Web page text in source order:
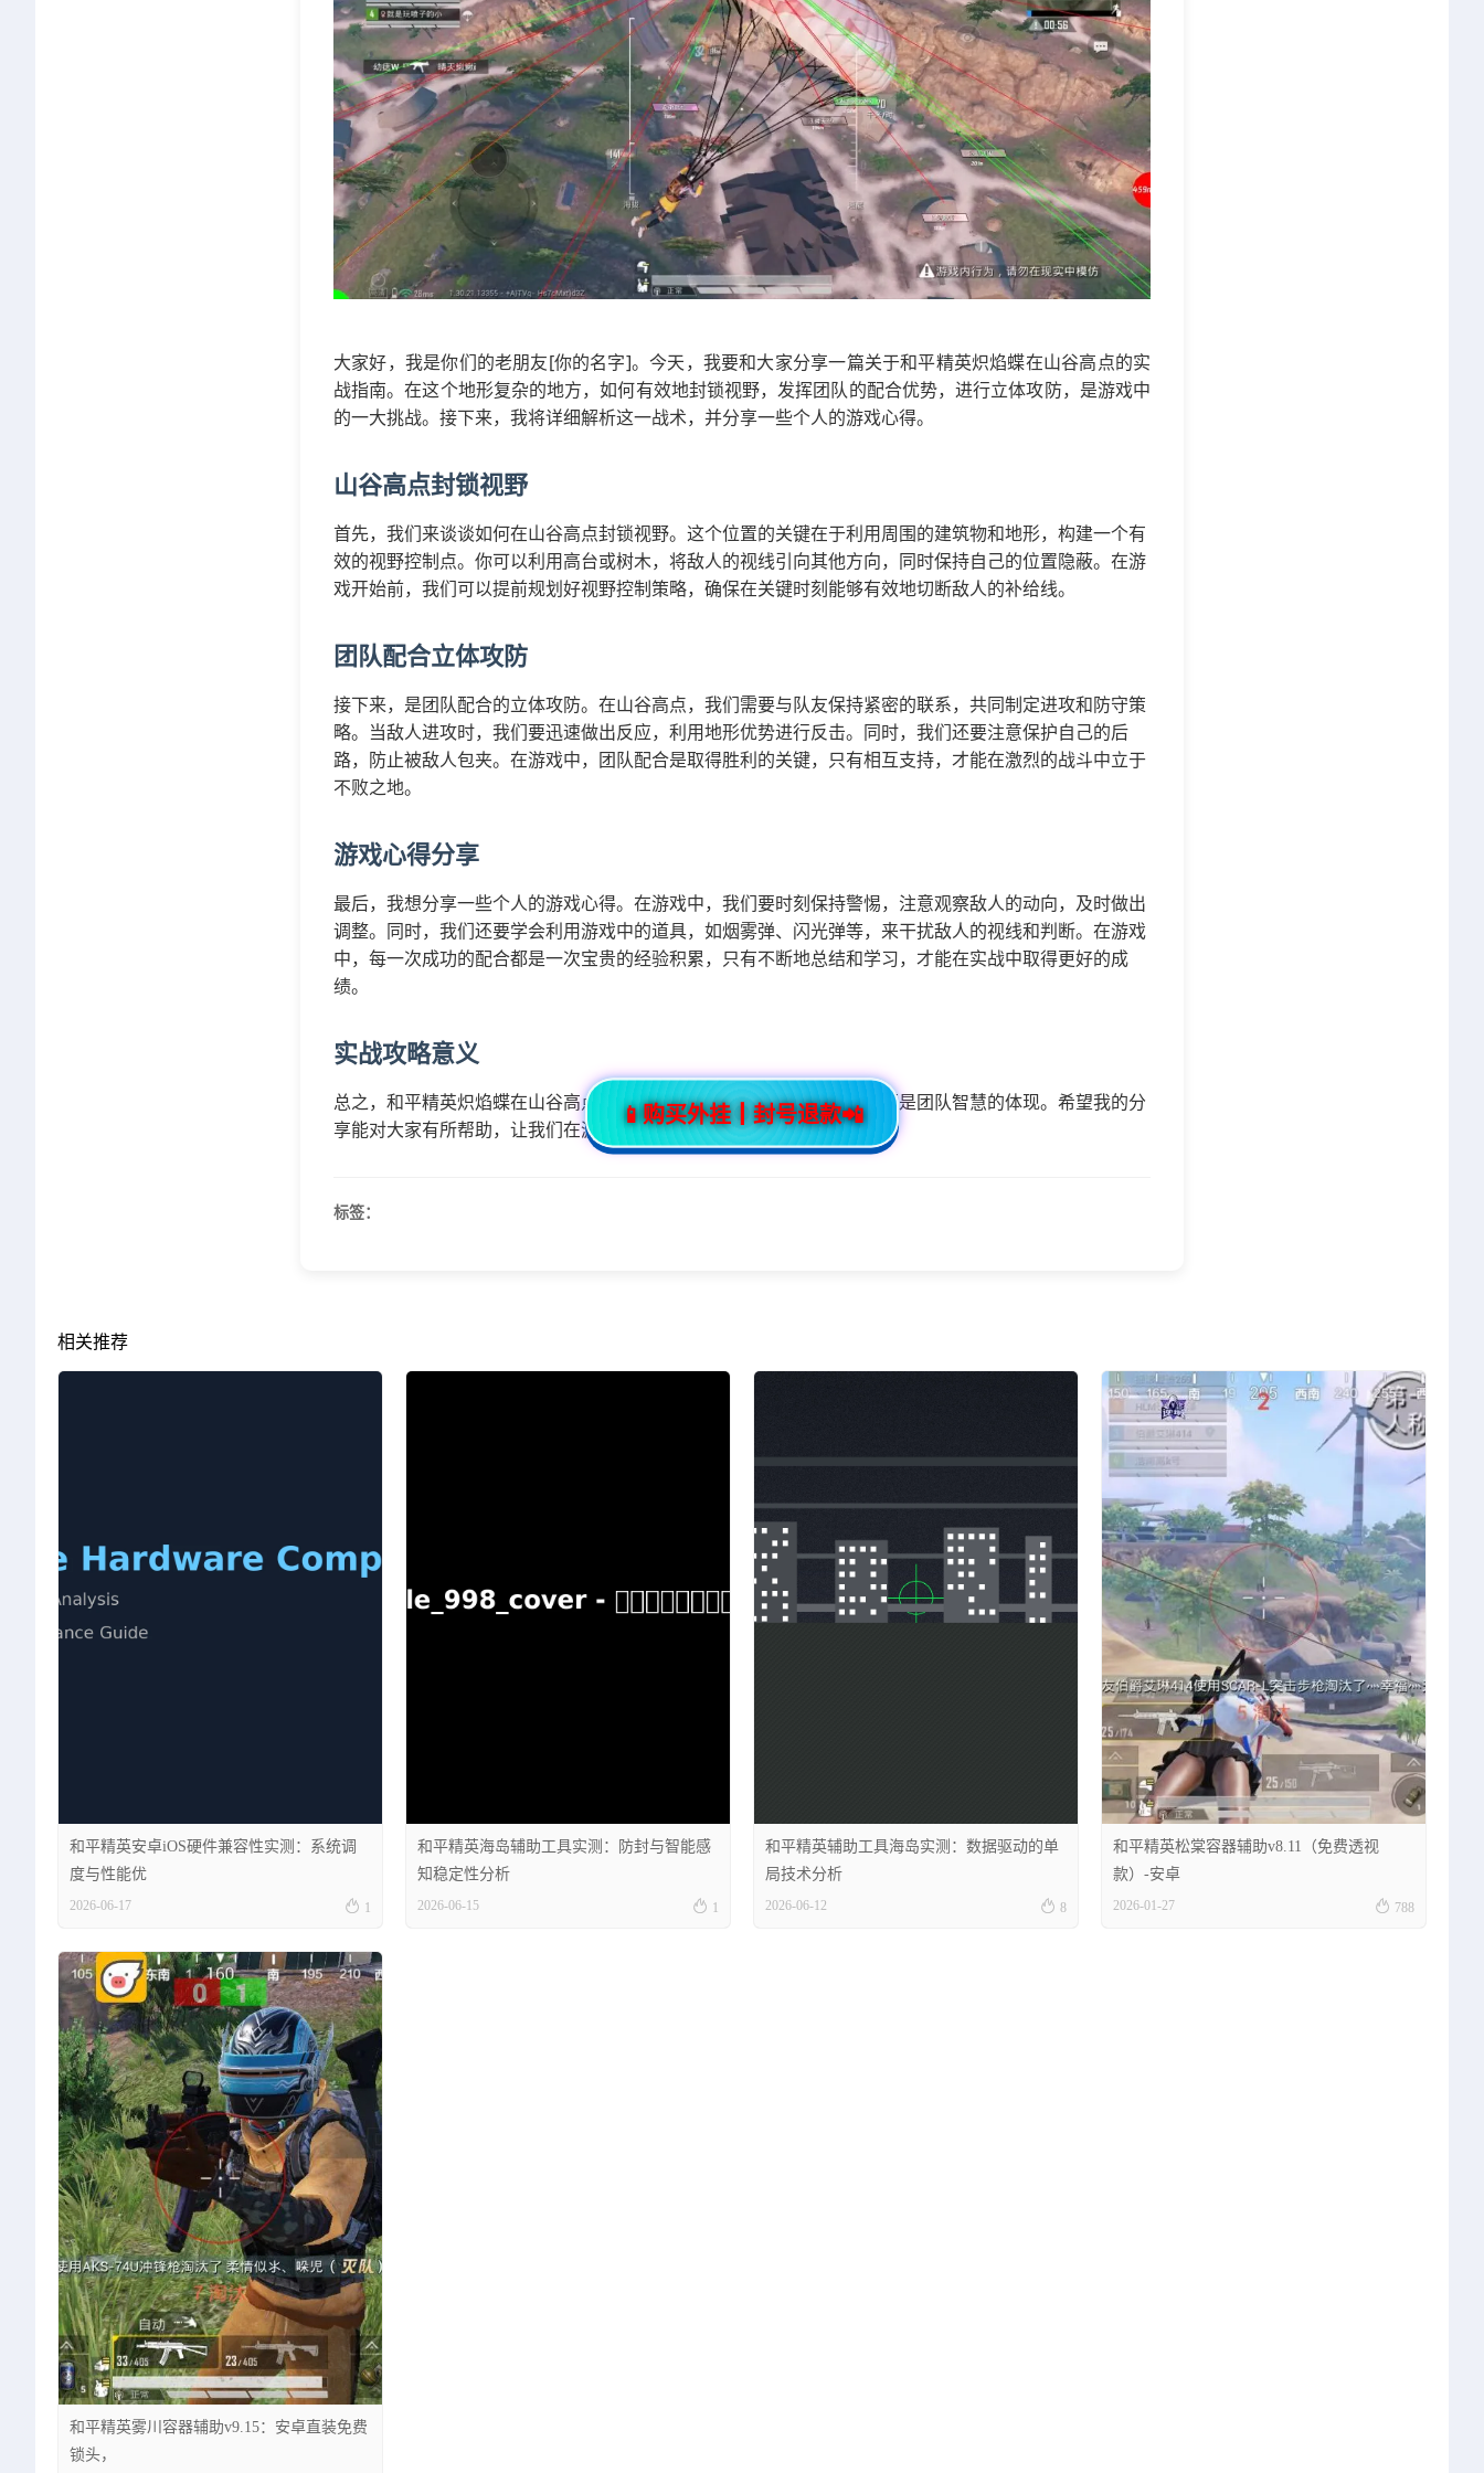
大家好，我是你们的老朋友[你的名字]。今天，我要和大家分享一篇关于和平精英炽焰蝶在山谷高点的实
战指南。在这个地形复杂的地方，如何有效地封锁视野，发挥团队的配合优势，进行立体攻防，是游戏中
的一大挑战。接下来，我将详细解析这一战术，并分享一些个人的游戏心得。
山谷高点封锁视野
首先，我们来谈谈如何在山谷高点封锁视野。这个位置的关键在于利用周围的建筑物和地形，构建一个有
效的视野控制点。你可以利用高台或树木，将敌人的视线引向其他方向，同时保持自己的位置隐蔽。在游
戏开始前，我们可以提前规划好视野控制策略，确保在关键时刻能够有效地切断敌人的补给线。
团队配合立体攻防
接下来，是团队配合的立体攻防。在山谷高点，我们需要与队友保持紧密的联系，共同制定进攻和防守策
略。当敌人进攻时，我们要迅速做出反应，利用地形优势进行反击。同时，我们还要注意保护自己的后
路，防止被敌人包夹。在游戏中，团队配合是取得胜利的关键，只有相互支持，才能在激烈的战斗中立于
不败之地。
游戏心得分享
最后，我想分享一些个人的游戏心得。在游戏中，我们要时刻保持警惕，注意观察敌人的动向，及时做出
调整。同时，我们还要学会利用游戏中的道具，如烟雾弹、闪光弹等，来干扰敌人的视线和判断。在游戏
中，每一次成功的配合都是一次宝贵的经验积累，只有不断地总结和学习，才能在实战中取得更好的成
绩。
实战攻略意义
总之，和平精英炽焰蝶在山谷高点的实战攻略，不仅仅是技术的运用，更是团队智慧的体现。希望我的分
享能对大家有所帮助，让我们在游戏中共同进步，享受游戏的乐趣。
标签：
相关推荐
和平精英安卓iOS硬件兼容性实测：系统调
度与性能优
2026-06-17  1
和平精英海岛辅助工具实测：防封与智能感
知稳定性分析
2026-06-15  1
和平精英辅助工具海岛实测：数据驱动的单
局技术分析
2026-06-12  8
和平精英松棠容器辅助v8.11（免费透视
款）-安卓
2026-01-27  788
和平精英雾川容器辅助v9.15：安卓直装免费
锁头，
📱购买外挂┃封号退款📲